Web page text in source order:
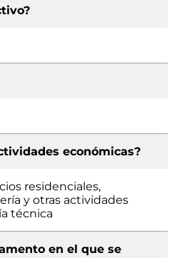
económicas?
residenciales,
y otras actividades
técnica
en el que se